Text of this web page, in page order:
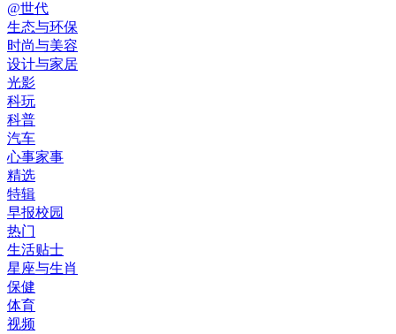
@世代
生态与环保
时尚与美容
设计与家居
光影
科玩
科普
汽车
心事家事
精选
特辑
早报校园
热门
生活贴士
星座与生肖
保健
体育
视频